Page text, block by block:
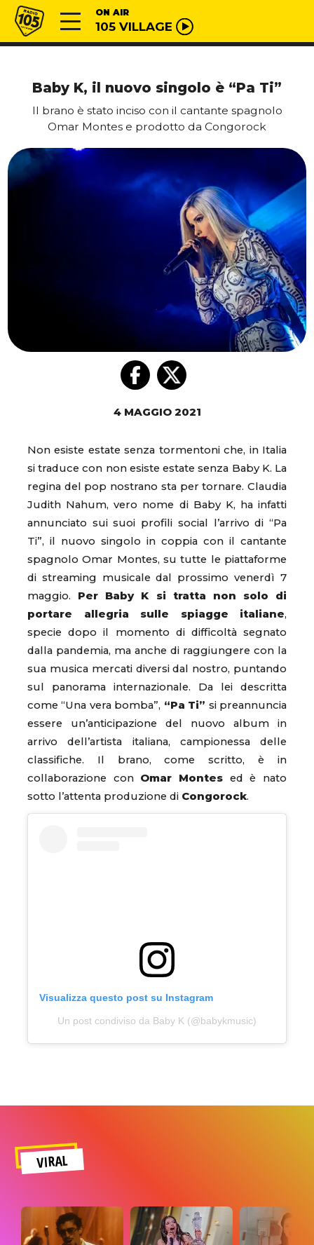
Vai al contenuto
Radio 105 ON AIR
105 VILLAGE
Baby K, il nuovo singolo è “Pa Ti”
Il brano è stato inciso con il cantante spagnolo
Omar Montes e prodotto da Congorock
4 MAGGIO 2021
Non esiste estate senza tormentoni che, in Italia
si traduce con non esiste estate senza Baby K. La
regina del pop nostrano sta per tornare. Claudia
Judith Nahum, vero nome di Baby K, ha infatti
annunciato sui suoi profili social l’arrivo di “Pa
Ti”, il nuovo singolo in coppia con il cantante
spagnolo Omar Montes, su tutte le piattaforme
di streaming musicale dal prossimo venerdì 7
maggio. Per Baby K si tratta non solo di
portare allegria sulle spiagge italiane,
specie dopo il momento di difficoltà segnato
dalla pandemia, ma anche di raggiungere con la
sua musica mercati diversi dal nostro, puntando
sul panorama internazionale. Da lei descritta
come “Una vera bomba”, “Pa Ti” si preannuncia
essere un’anticipazione del nuovo album in
arrivo dell’artista italiana, campionessa delle
classifiche. Il brano, come scritto, è in
collaborazione con Omar Montes ed è nato
sotto l’attenta produzione di Congorock.
Visualizza questo post su Instagram
Un post condiviso da Baby K (@babykmusic)
VIRAL